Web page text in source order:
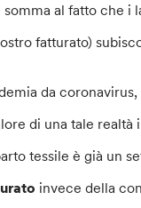
al fatto che i
fatturato)
da
di una tale
tessile è già un
invece della